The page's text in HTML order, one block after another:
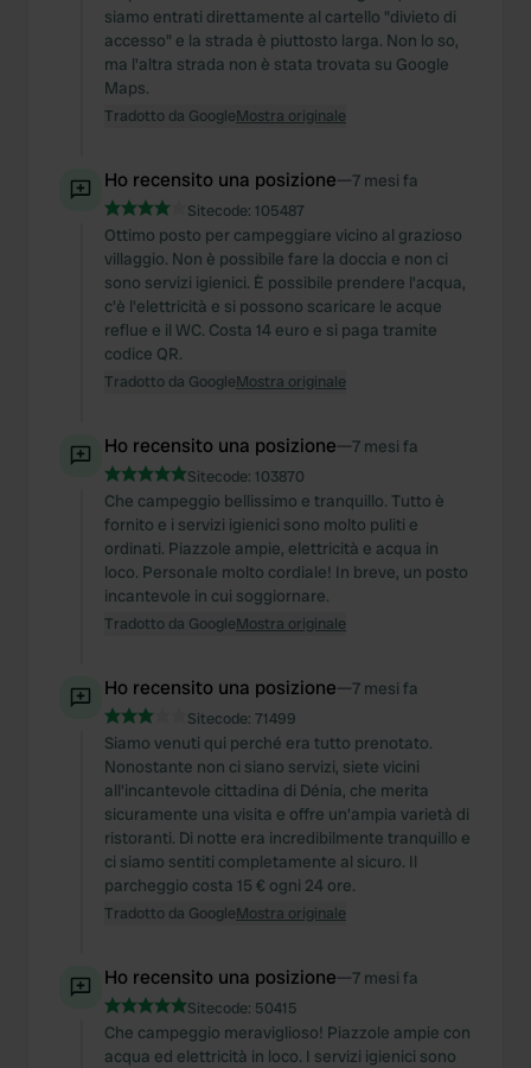
siamo entrati direttamente al cartello "divieto di
accesso" e la strada è piuttosto larga. Non lo so,
ma l'altra strada non è stata trovata su Google
Maps.
Tradotto da GoogleMostra originale
Ho recensito una posizione—7 mesi fa
Sitecode: 105487
Ottimo posto per campeggiare vicino al grazioso
villaggio. Non è possibile fare la doccia e non ci
sono servizi igienici. È possibile prendere l'acqua,
c'è l'elettricità e si possono scaricare le acque
reflue e il WC. Costa 14 euro e si paga tramite
codice QR.
Tradotto da GoogleMostra originale
Ho recensito una posizione—7 mesi fa
Sitecode: 103870
Che campeggio bellissimo e tranquillo. Tutto è
fornito e i servizi igienici sono molto puliti e
ordinati. Piazzole ampie, elettricità e acqua in
loco. Personale molto cordiale! In breve, un posto
incantevole in cui soggiornare.
Tradotto da GoogleMostra originale
Ho recensito una posizione—7 mesi fa
Sitecode: 71499
Siamo venuti qui perché era tutto prenotato.
Nonostante non ci siano servizi, siete vicini
all'incantevole cittadina di Dénia, che merita
sicuramente una visita e offre un'ampia varietà di
ristoranti. Di notte era incredibilmente tranquillo e
ci siamo sentiti completamente al sicuro. Il
parcheggio costa 15 € ogni 24 ore.
Tradotto da GoogleMostra originale
Ho recensito una posizione—7 mesi fa
Sitecode: 50415
Che campeggio meraviglioso! Piazzole ampie con
acqua ed elettricità in loco. I servizi igienici sono